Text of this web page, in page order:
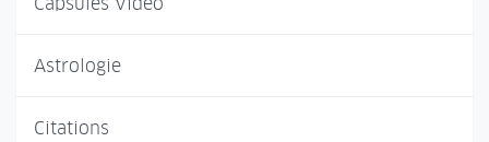
Astrologie
Citations